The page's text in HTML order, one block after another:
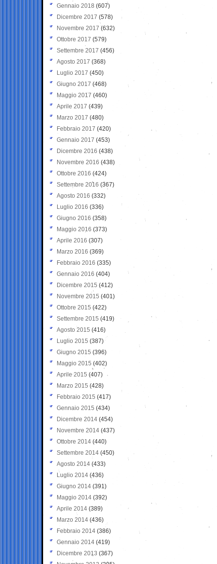
Gennaio 2018 (607)
Dicembre 2017 (578)
Novembre 2017 (632)
Ottobre 2017 (579)
Settembre 2017 (456)
Agosto 2017 (368)
Luglio 2017 (450)
Giugno 2017 (468)
Maggio 2017 (460)
Aprile 2017 (439)
Marzo 2017 (480)
Febbraio 2017 (420)
Gennaio 2017 (453)
Dicembre 2016 (438)
Novembre 2016 (438)
Ottobre 2016 (424)
Settembre 2016 (367)
Agosto 2016 (332)
Luglio 2016 (336)
Giugno 2016 (358)
Maggio 2016 (373)
Aprile 2016 (307)
Marzo 2016 (369)
Febbraio 2016 (335)
Gennaio 2016 (404)
Dicembre 2015 (412)
Novembre 2015 (401)
Ottobre 2015 (422)
Settembre 2015 (419)
Agosto 2015 (416)
Luglio 2015 (387)
Giugno 2015 (396)
Maggio 2015 (402)
Aprile 2015 (407)
Marzo 2015 (428)
Febbraio 2015 (417)
Gennaio 2015 (434)
Dicembre 2014 (454)
Novembre 2014 (437)
Ottobre 2014 (440)
Settembre 2014 (450)
Agosto 2014 (433)
Luglio 2014 (436)
Giugno 2014 (391)
Maggio 2014 (392)
Aprile 2014 (389)
Marzo 2014 (436)
Febbraio 2014 (386)
Gennaio 2014 (419)
Dicembre 2013 (367)